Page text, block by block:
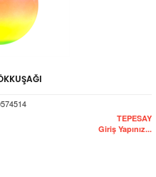
TEPESAY
Giriş Yapınız...